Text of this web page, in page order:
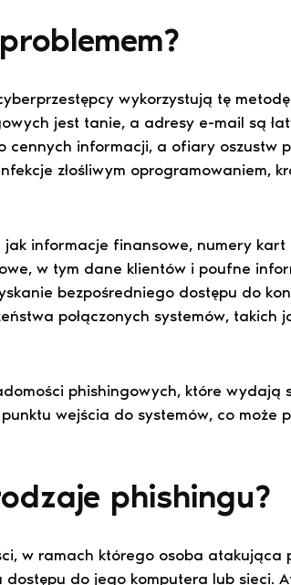
wykorzystują tę
jest tanie, a adresy e-mail są
cennych informacji, a ofiary oszustw
złośliwym oprogramowaniem,
jak informacje finansowe, numery
w tym dane klientów i poufne
bezpośredniego dostępu do
połączonych systemów, takich
phishingowych, które wydają
wejścia do systemów, co może
phishingu?
w ramach którego osoba atakująca
do jego komputera lub sieci.